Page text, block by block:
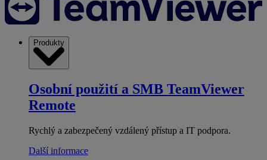
Produkty
Osobní použití a SMB TeamViewer
Remote
Rychlý a zabezpečený vzdálený přístup a IT podpora.
Další informace